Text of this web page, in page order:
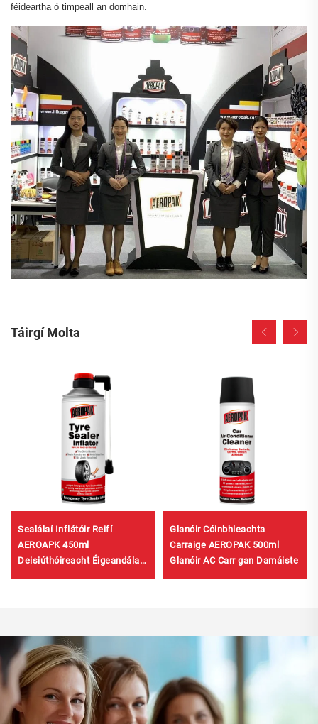
féideartha ó timpeall an domhain.
Táirgí Molta
Sealálaí Inflátóir Reifí
AEROAPK 450ml
Deisiúthóireacht Éigeandála
Glanóir Cóinbhleachta
Carraige AEROPAK 500ml
Glanóir AC Carr gan Damáiste